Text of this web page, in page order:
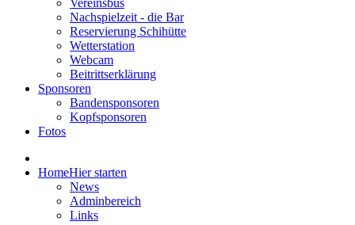
Vereinsbus
Nachspielzeit - die Bar
Reservierung Schihütte
Wetterstation
Webcam
Beitrittserklärung
Sponsoren
Bandensponsoren
Kopfsponsoren
Fotos
HomeHier starten
News
Adminbereich
Links